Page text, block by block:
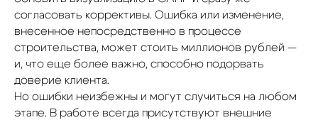
согласовать коррективы. Ошибка или изменение,
внесенное непосредственно в процессе
строительства, может стоить миллионов рублей —
и, что еще более важно, способно подорвать
доверие клиента.
Но ошибки неизбежны и могут случиться на любом
этапе. В работе всегда присутствуют внешние